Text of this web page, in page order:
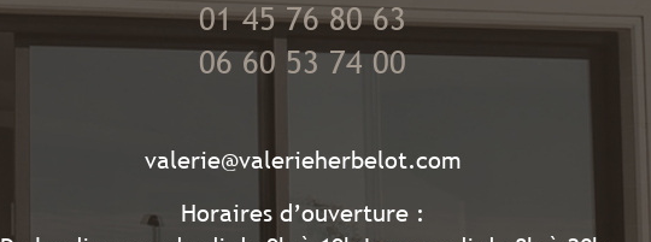
01 45 76 80 63
06 60 53 74 00
valerie@valerieherbelot.com
Horaires d’ouverture :